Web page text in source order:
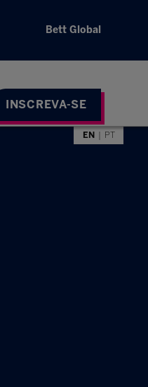
Bett Global
INSCREVA-SE
EN PT